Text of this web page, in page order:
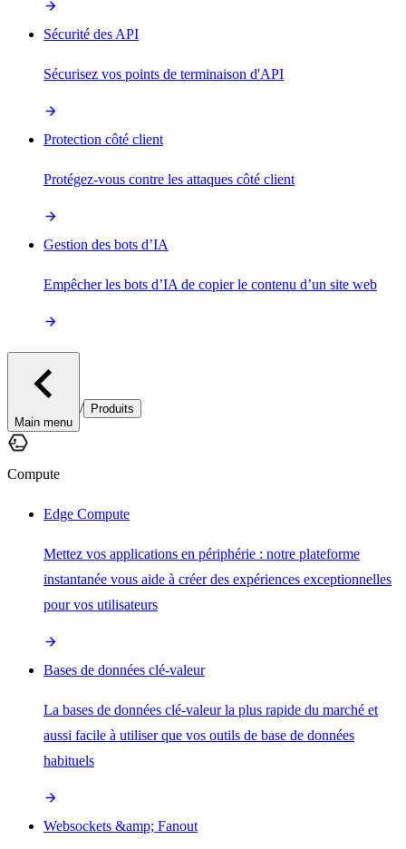
Sécurité des API
Sécurisez vos points de terminaison d'API
Protection côté client
Protégez-vous contre les attaques côté client
Gestion des bots d’IA
Empêcher les bots d’IA de copier le contenu d’un site web
Main menu
/ Produits
Compute
Edge Compute
Mettez vos applications en périphérie : notre plateforme
instantanée vous aide à créer des expériences exceptionnelles
pour vos utilisateurs
Bases de données clé-valeur
La bases de données clé-valeur la plus rapide du marché et
aussi facile à utiliser que vos outils de base de données
habituels
Websockets &amp; Fanout